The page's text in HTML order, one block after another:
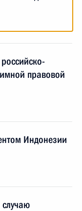
правовой
Индонезии